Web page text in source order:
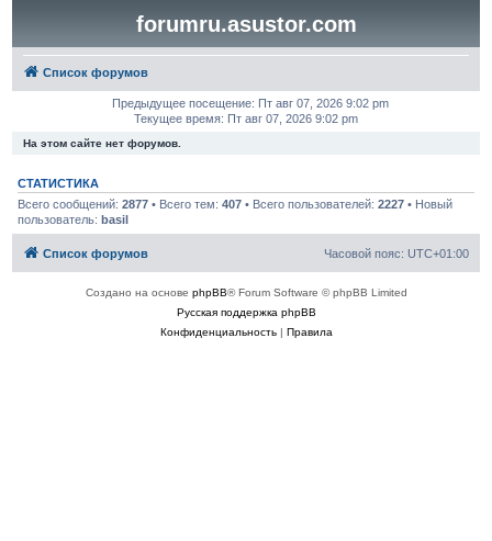
forumru.asustor.com
Список форумов
Предыдущее посещение: Пт авг 07, 2026 9:02 pm
Текущее время: Пт авг 07, 2026 9:02 pm
На этом сайте нет форумов.
СТАТИСТИКА
Всего сообщений: 2877• Всего тем: 407• Всего пользователей: 2227• Новый
пользователь: basil
Список форумов Часовой пояс: UTC+01:00
Создано на основе phpBB® Forum Software © phpBB Limited
Русская поддержка phpBB
Конфиденциальность| Правила